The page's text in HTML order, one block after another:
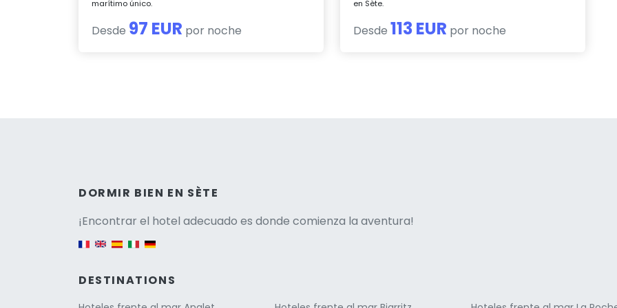
marítimo único.
Desde 97 EUR por noche
en Sète.
Desde 113 EUR por noche
DORMIR BIEN EN SÈTE
¡Encontrar el hotel adecuado es donde comienza la aventura!
Versione italiana
DESTINATIONS